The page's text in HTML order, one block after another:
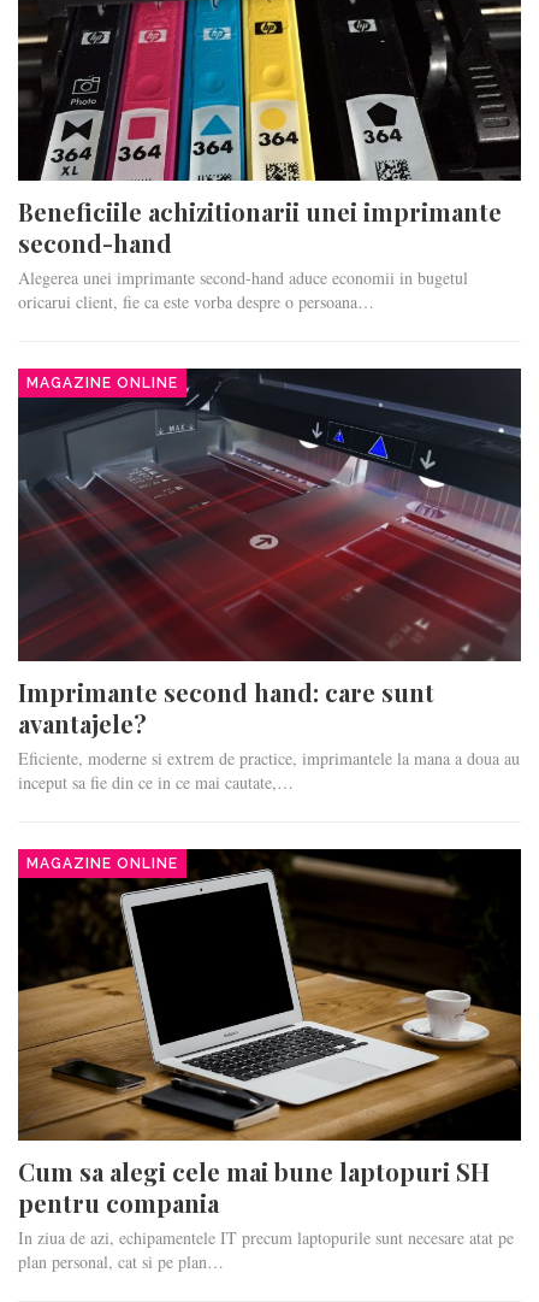
Beneficiile achizitionarii unei imprimante
second-hand
Alegerea unei imprimante second-hand aduce economii in bugetul
oricarui client, fie ca este vorba despre o persoana…
MAGAZINE ONLINE
Imprimante second hand: care sunt
avantajele?
Eficiente, moderne si extrem de practice, imprimantele la mana a doua au
inceput sa fie din ce in ce mai cautate,…
MAGAZINE ONLINE
Cum sa alegi cele mai bune laptopuri SH
pentru compania
In ziua de azi, echipamentele IT precum laptopurile sunt necesare atat pe
plan personal, cat si pe plan…